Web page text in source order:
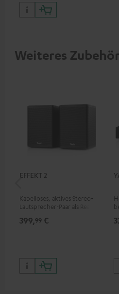
Weiteres Zubehör
EFFEKT 2
Kabelloses, aktives Stereo-
Lautsprecher-Paar als Rear-
geeignete Teufel Systeme
399,99 €